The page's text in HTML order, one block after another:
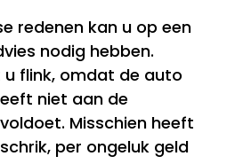
redenen kan u op een
nodig hebben.
u flink, omdat de auto
niet aan de
Misschien heeft
per ongeluk geld